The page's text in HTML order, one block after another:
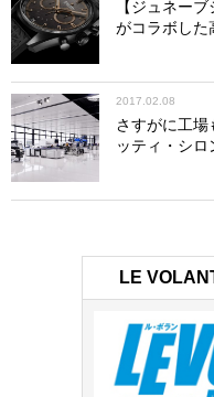
【ジュネー
がコラボした
2017.02.08
さすがに工
ッティ・シ
LE